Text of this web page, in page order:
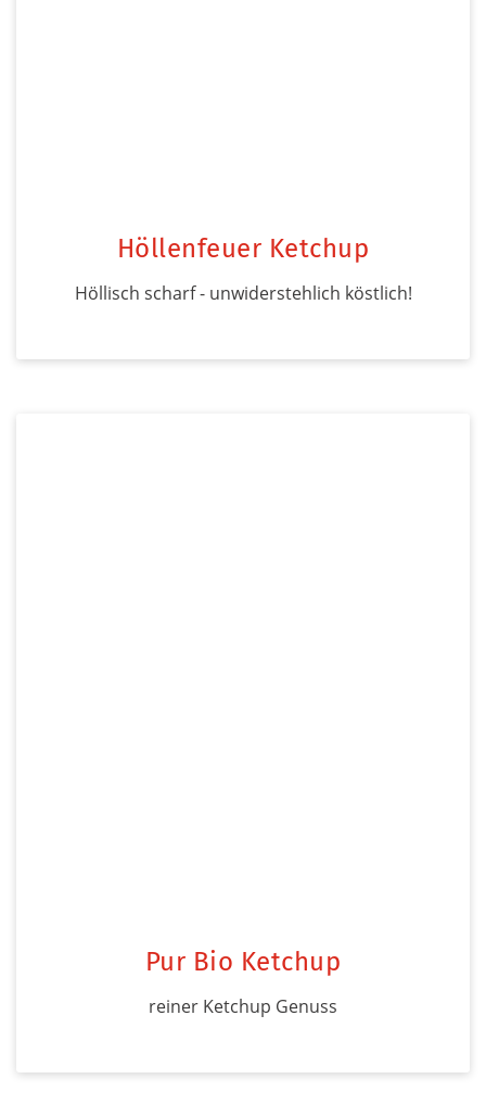
Höllenfeuer Ketchup
Höllisch scharf - unwiderstehlich köstlich!
Pur Bio Ketchup
reiner Ketchup Genuss